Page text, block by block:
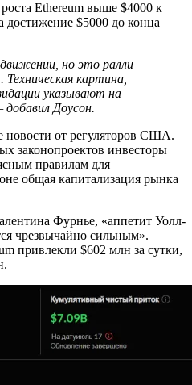
Ethereum выше $4000 к
достижение $5000 до конца
но это ралли
картина,
указывают на
Доусон.
новости от регуляторов США.
законопроектов инвесторы
правилам для
общая капитализация рынка
Фурнье, «аппетит Уолл-
чрезвычайно сильным».
привлекли $602 млн за сутки,